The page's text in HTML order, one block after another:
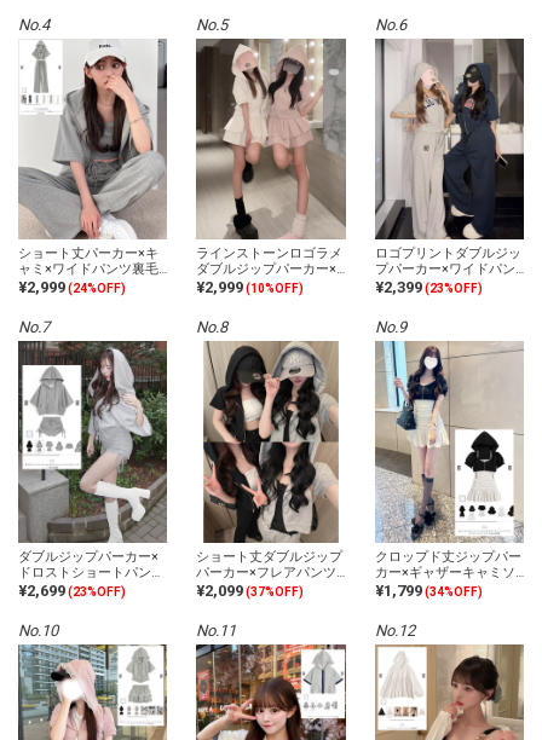
No.4
ショート丈パーカー×キ
ャミ×ワイドパンツ裏毛
セットアップ
¥2,999(24%OFF)
No.5
ラインストーンロゴラメ
ダブルジップパーカー×
ティアードミニスカート
セットアップ
¥2,999 (10%OFF)
No.6
ロゴプリントダブルジッ
プパーカー×ワイドパン
ツセットアップ
¥2,399 (23%OFF)
No.7
ダブルジップパーカー×
ドロストショートパンツ
セットアップ
¥2,699(23%OFF)
No.8
ショート丈ダブルジップ
パーカー×フレアパンツ
スウェットセットアップ
¥2,099 (37%OFF)
No.9
クロップド丈ジップパー
カー×ギャザーキャミソ
ールミニワンピースアン
サンブル
¥1,799 (34%OFF)
No.10 No.11 No.12